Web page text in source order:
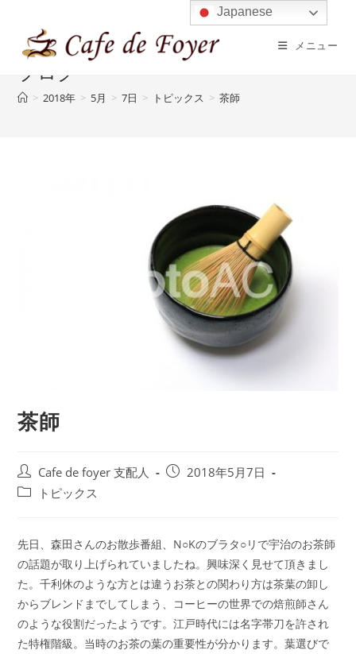
メニュー
ブログ
> 2018年 > 5月 > 7日 > トピックス > 茶師
茶師
投
稿
Cafe de foyer 支配人
投
日:
2018年5月7日
投
テ
ゴ
ー:
トピックス
先日、森田さんのお散歩番組、N○Kのブラタ○リで宇治のお茶師
の話題が取り上げられていましたね。興味深く見せて頂きまし
た。千利休のような方とは違うお茶との関わり方は茶葉の卸し
からブレンドまでしてしまう、コーヒーの世界での焙煎師さん
のような役割だったようです。江戸時代には名字帯刀を許され
た特権階級。当時のお茶の葉の重要性が分かります。葉選びで
Japanese